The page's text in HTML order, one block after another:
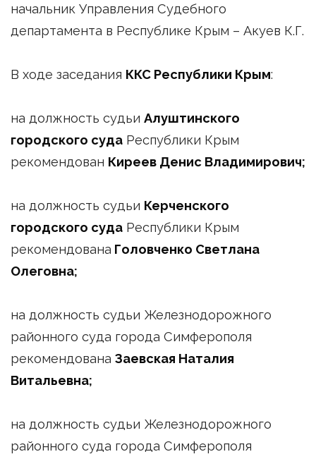
начальник Управления Судебного
департамента в Республике Крым – Акуев К.Г.
В ходе заседания ККС Республики Крым:
на должность судьи Алуштинского
городского суда Республики Крым
рекомендован Киреев Денис Владимирович;
на должность судьи Керченского
городского суда Республики Крым
рекомендована Головченко Светлана
Олеговна;
на должность судьи Железнодорожного
районного суда города Симферополя
рекомендована Заевская Наталия
Витальевна;
на должность судьи Железнодорожного
районного суда города Симферополя